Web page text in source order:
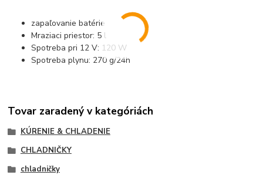
zapaľovanie batérie
Mraziaci priestor: 5 l
Spotreba pri 12 V: 120 W
Spotreba plynu: 270 g/24h
Tovar zaradený v kategóriách
KÚRENIE & CHLADENIE
CHLADNIČKY
chladničky